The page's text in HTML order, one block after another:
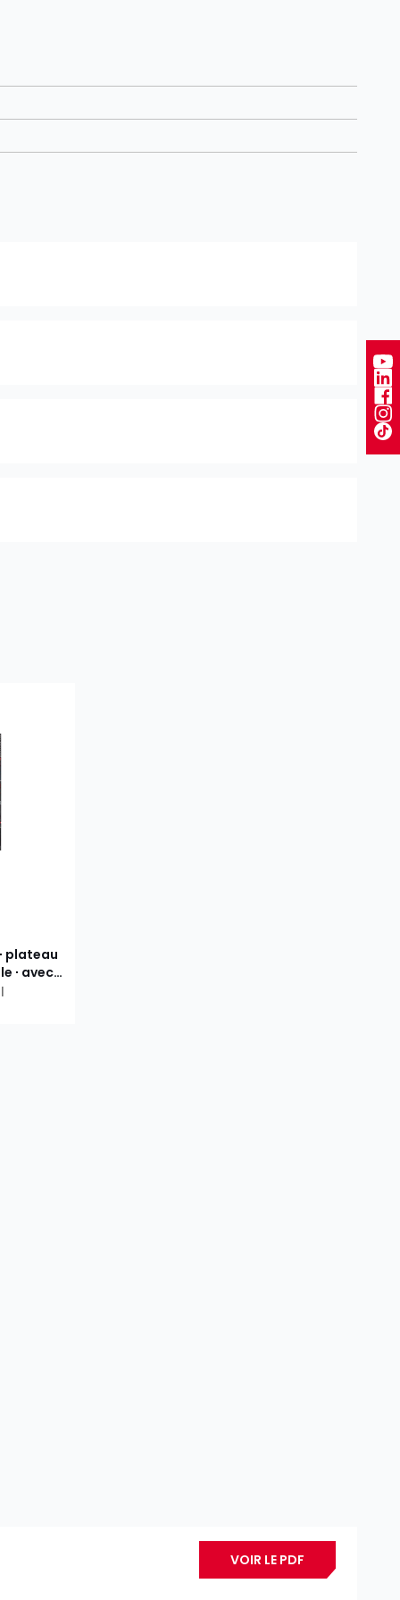
plateau
∙ avec
VOIR LE PDF